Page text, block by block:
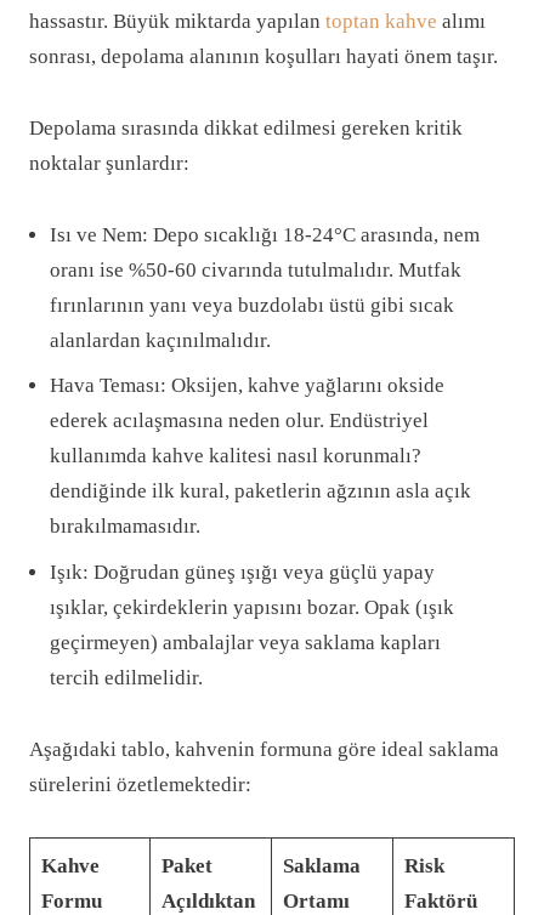
hassastır. Büyük miktarda yapılan toptan kahve alımı
sonrası, depolama alanının koşulları hayati önem taşır.
Depolama sırasında dikkat edilmesi gereken kritik
noktalar şunlardır:
Isı ve Nem: Depo sıcaklığı 18-24°C arasında, nem
oranı ise %50-60 civarında tutulmalıdır. Mutfak
fırınlarının yanı veya buzdolabı üstü gibi sıcak
alanlardan kaçınılmalıdır.
Hava Teması: Oksijen, kahve yağlarını okside
ederek acılaşmasına neden olur. Endüstriyel
kullanımda kahve kalitesi nasıl korunmalı?
dendiğinde ilk kural, paketlerin ağzının asla açık
bırakılmamasıdır.
Işık: Doğrudan güneş ışığı veya güçlü yapay
ışıklar, çekirdeklerin yapısını bozar. Opak (ışık
geçirmeyen) ambalajlar veya saklama kapları
tercih edilmelidir.
Aşağıdaki tablo, kahvenin formuna göre ideal saklama
sürelerini özetlemektedir:
Kahve
Formu
Paket
Açıldıktan
Saklama
Ortamı
Risk
Faktörü